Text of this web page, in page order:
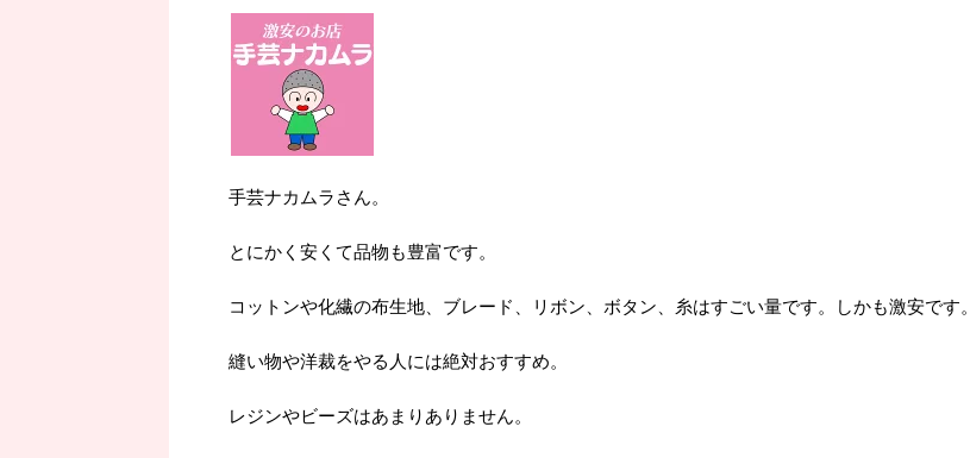
手芸ナカムラさん。
とにかく安くて品物も豊富です。
コットンや化繊の布生地、ブレード、リボン、ボタン、糸はすごい量です。しかも激安です。
縫い物や洋裁をやる人には絶対おすすめ。
レジンやビーズはあまりありません。